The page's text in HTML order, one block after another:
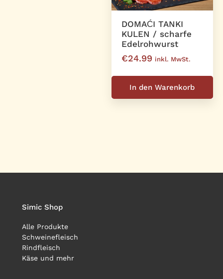
DOMAĆI TANKI
KULEN / scharfe
Edelrohwurst
€24.99 inkl. MwSt.
In den Warenkorb
Simic Shop
Alle Produkte
Schweinefleisch
Rindfleisch
Käse und mehr